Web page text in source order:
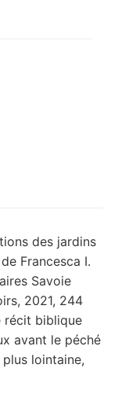
des jardins
Francesca I.
Savoie
2021, 244
récit biblique
avant le péché
lointaine,